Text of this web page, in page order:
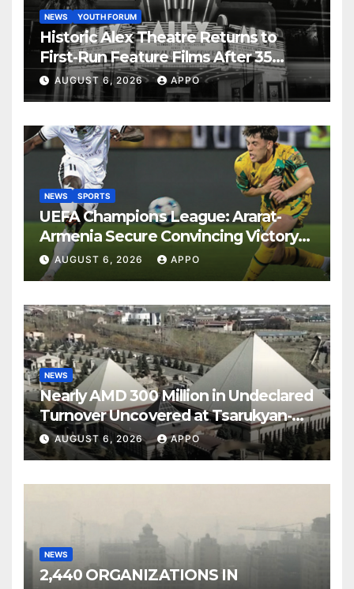
NEWS YOUTH FORUM
Historic Alex Theatre Returns to
First-Run Feature Films After 35
Years
AUGUST 6, 2026 APPO
NEWS SPORTS
UEFA Champions League: Ararat-
Armenia Secure Convincing Victory
Over Shamrock Rovers 2-0
AUGUST 6, 2026 APPO
NEWS
Nearly AMD 300 Million in Undeclared
Turnover Uncovered at Tsarukyan-
Owned Entertainment Center
AUGUST 6, 2026 APPO
NEWS
2,440 ORGANIZATIONS IN